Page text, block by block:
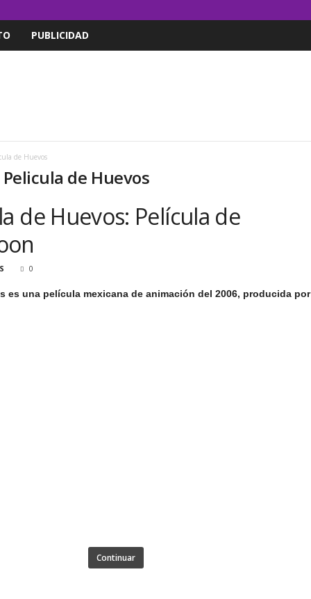
PUBLICIDAD
de Huevos
de Huevos
de Huevos: Película de
0
es una película mexicana de animación del 2006, producida por
Continuar